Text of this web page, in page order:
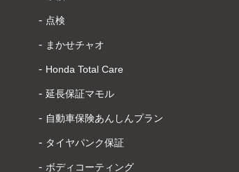
点検
まかせチャオ
Honda Total Care
延長保証マモル
自動車保険あんしんプラン
タイヤパンク保証
ボディコーティング